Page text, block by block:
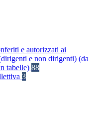
e autorizzati ai
e non dirigenti) (da
tabelle) 88
3